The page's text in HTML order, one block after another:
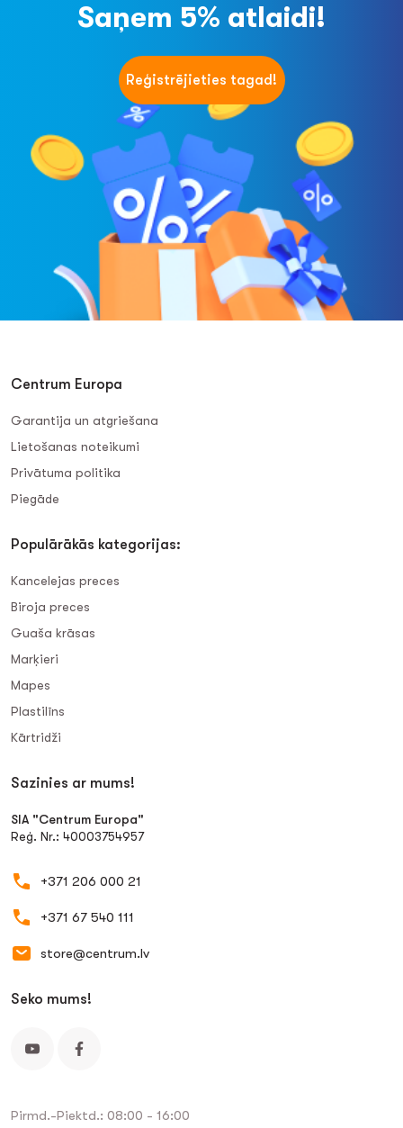
Saņem 5% atlaidi!
Reģistrējieties tagad!
Centrum Europa
Garantija un atgriešana
Lietošanas noteikumi
Privātuma politika
Piegāde
Populārākās kategorijas:
Kancelejas preces
Biroja preces
Guaša krāsas
Marķieri
Mapes
Plastilīns
Kārtridži
Sazinies ar mums!
SIA "Centrum Europa"
Reģ. Nr.: 40003754957
+371 206 000 21
+371 67 540 111
store@centrum.lv
Seko mums!
Pirmd.-Piektd.: 08:00 - 16:00